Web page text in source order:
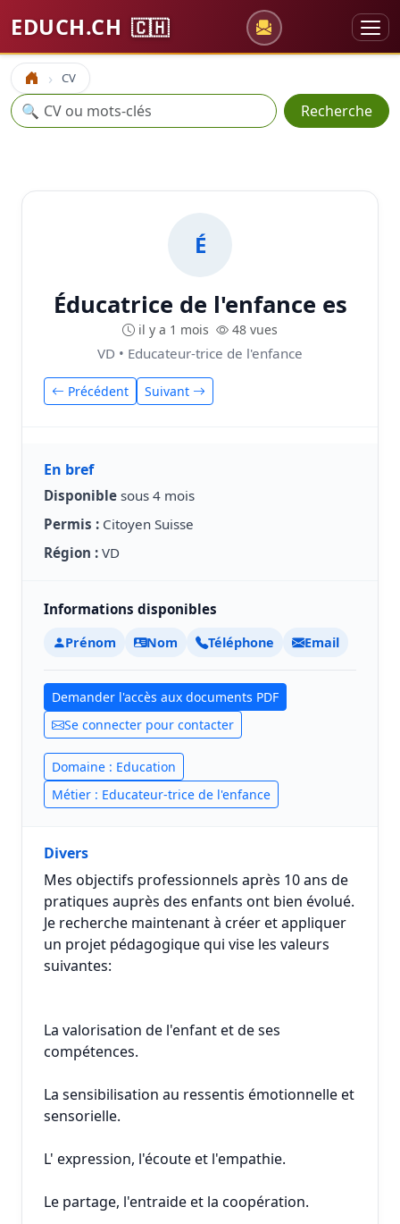
EDUCH.CH 🇨🇭
Accueil CV
Recherche
🔍 Recherche
É
Éducatrice de l'enfance es
il y a 1 mois 48 vues
VD • Educateur-trice de l'enfance
Précédent Suivant
En bref
Disponible sous 4 mois
Permis : Citoyen Suisse
Région : VD
Informations disponibles
Prénom Nom Téléphone Email
Demander l'accès aux documents PDF
Se connecter pour contacter
Domaine : Education
Métier : Educateur-trice de l'enfance
Divers
Mes objectifs professionnels après 10 ans de
pratiques auprès des enfants ont bien évolué.
Je recherche maintenant à créer et appliquer
un projet pédagogique qui vise les valeurs
suivantes:
La valorisation de l'enfant et de ses
compétences.
La sensibilisation au ressentis émotionnelle et
sensorielle.
L' expression, l'écoute et l'empathie.
Le partage, l'entraide et la coopération.